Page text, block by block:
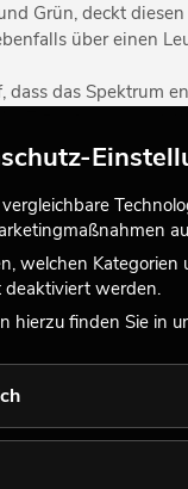
Grün, deckt
über einen
das Spektrum
Erzeugung von
sinnvoll.
zu
oder Amber
Bereich zwischen
das Spektrum
welchen
werden.
hierzu finden Sie in